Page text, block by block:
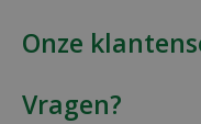
Onze
Vragen?